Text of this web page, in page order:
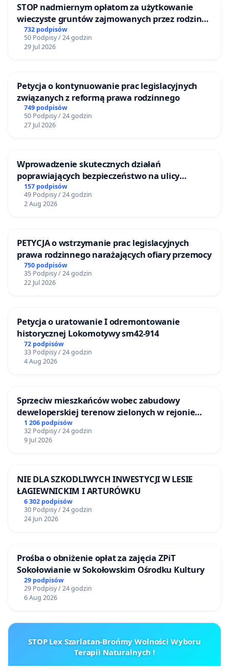
STOP nadmiernym opłatom za użytkowanie
wieczyste gruntów zajmowanych przez rodzinne
ogrody działkowe.
732 podpisów
50 Podpisy / 24 godzin
29 Jul 2026
Petycja o kontynuowanie prac legislacyjnych
związanych z reformą prawa rodzinnego
749 podpisów
50 Podpisy / 24 godzin
27 Jul 2026
Wprowadzenie skutecznych działań
poprawiających bezpieczeństwo na ulicy
Żeromskiego w Otwocku
157 podpisów
49 Podpisy / 24 godzin
2 Aug 2026
PETYCJA o wstrzymanie prac legislacyjnych
prawa rodzinnego narażających ofiary przemocy
750 podpisów
35 Podpisy / 24 godzin
22 Jul 2026
Petycja o uratowanie I odremontowanie
historycznej Lokomotywy sm42-914
72 podpisów
33 Podpisy / 24 godzin
4 Aug 2026
Sprzeciw mieszkańców wobec zabudowy
deweloperskiej terenow zielonych w rejonie
Bulwarów Straceńskich w Bielsku-Białej
1 206 podpisów
32 Podpisy / 24 godzin
9 Jul 2026
NIE DLA SZKODLIWYCH INWESTYCJI W LESIE
ŁAGIEWNICKIM I ARTURÓWKU
6 302 podpisów
30 Podpisy / 24 godzin
24 Jun 2026
Prośba o obniżenie opłat za zajęcia ZPiT
Sokołowianie w Sokołowskim Ośrodku Kultury
29 podpisów
29 Podpisy / 24 godzin
6 Aug 2026
STOP Lex Szarlatan-Brońmy Wolności Wyboru
Terapii Naturalnych !